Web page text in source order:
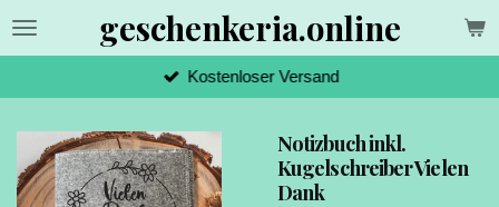
Zum
geschenkeria.online
Kostenloser Versand
Notizbuch inkl.
Kugelschreiber Vielen
Dank